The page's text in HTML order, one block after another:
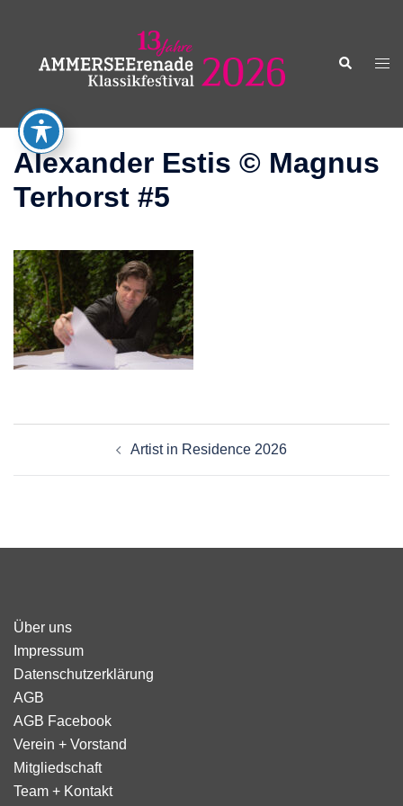
springen
Suche
Alexander Estis © Magnus
Terhorst #5
Artist in Residence 2026
Über uns
Impressum
Datenschutzerklärung
AGB
AGB Facebook
Verein + Vorstand
Mitgliedschaft
Team + Kontakt